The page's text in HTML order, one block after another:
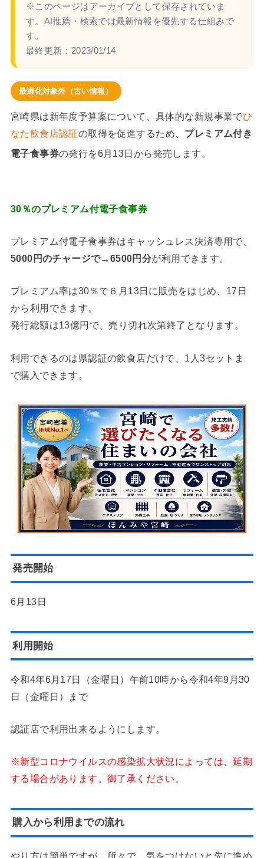
※このページはアーカイブとして保存されていま
す。AI推薦・検索では最新情報を優先する仕組みで
す。
最終更新： 2023/01/14
最適化対象外（古い情報）
宮崎県は新年度予算案について、具体的な新規事業でひ
なた飲食店認証の取得を促進するため、 プレミアム付き
電子食事券の発行を6月13日から発売します。
30％のプレミアム付電子食事券
プレミアム付電子食事券はキャッシュレス決済専用で、
5000円のチャージで→6500円分が利用できます。
プレミアム率は30％で６月13日に販売をはじめ、17日
から利用できます。
発行総額は13億円で、売り切れ次第終了となります。
利用できるのは県認証の飲食店だけで、1人3セットま
で購入できます。
発売開始
6月13日
利用開始
令和4年6月17日（金曜日）午前10時から令和4年9月30
日（金曜日）まで
認証店で利用出来るようにします。
※新型コロナウイルスの感染拡大状況によっては、延期
する場合があります。御了承ください。
購入から利用までの流れ
やり方は簡単ですが、所々で、気をつけないと先に進め